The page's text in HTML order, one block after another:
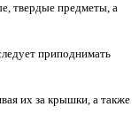
твердые предметы, а
приподнимать
их за крышки, а также